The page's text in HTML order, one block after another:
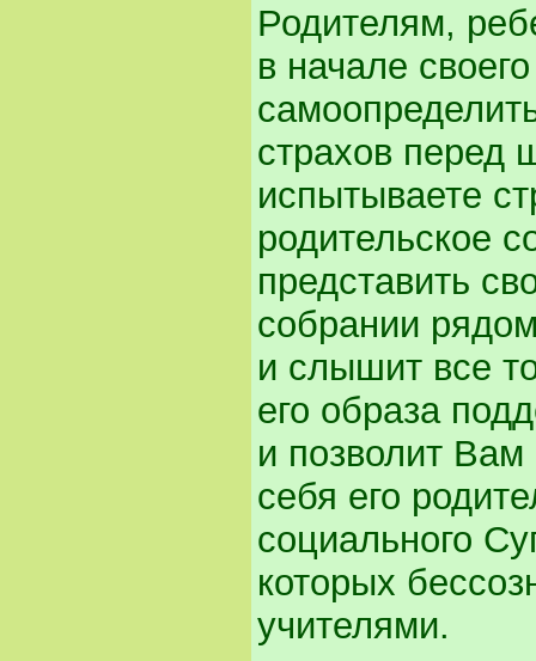
Родителям,
в начале
страхов перед
испытываете
родительское
представить
собрании
и слышит все
его образа
и позволит Вам
себя его
социального
которых
учителями.